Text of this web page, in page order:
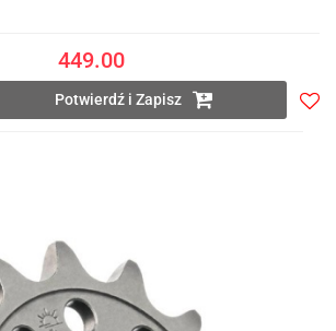
449.00
Potwierdź i Zapisz